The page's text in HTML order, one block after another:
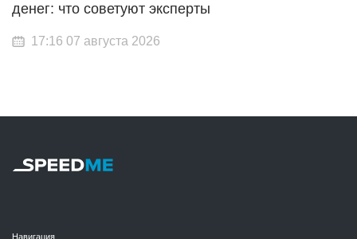
денег: что советуют эксперты
17:16 07 августа 2026
Навигация